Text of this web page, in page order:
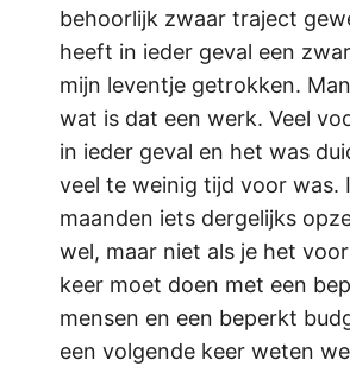
behoorlijk zwaar traject
heeft in ieder geval een
mijn leventje getrokken.
wat is dat een werk. Veel
in ieder geval en het was
veel te weinig tijd voor was.
maanden iets dergelijks
wel, maar niet als je het
keer moet doen met een
mensen en een beperkt
een volgende keer weten